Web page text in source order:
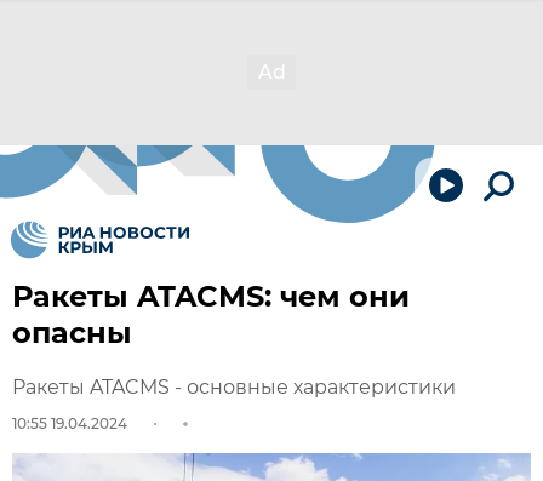
Ракеты ATACMS: чем они
опасны
Ракеты ATACMS - основные характеристики
10:55 19.04.2024